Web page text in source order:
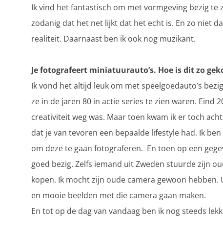
Ik vind het fantastisch om met vormgeving bezig
zodanig dat het net lijkt dat het echt is. En zo niet
realiteit. Daarnaast ben ik ook nog muzikant.
Je fotografeert miniatuurauto’s. Hoe is dit zo
Ik vond het altijd leuk om met speelgoedauto’s
ze in de jaren 80 in actie series te zien waren. Eind
creativiteit weg was. Maar toen kwam ik er toch
dat je van tevoren een bepaalde lifestyle had. Ik
om deze te gaan fotograferen. En toen op een
goed bezig. Zelfs iemand uit Zweden stuurde zijn
kopen. Ik mocht zijn oude camera gewoon
en mooie beelden met die camera gaan maken.
En tot op de dag van vandaag ben ik nog steeds